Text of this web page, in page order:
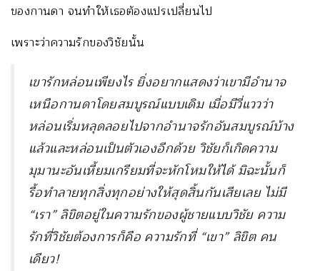
ของกานดา จนทำให้เธอต้องแปรเปลี่ยนไป
เพราะว่าความรักของวิชัยนั้น
เขารักหล่อนเพียงไร ยิ่งอยากแสดงว่าเขามีอำนาจ
เหนือกานดาโดยสมบูรณ์แบบเดิม เมื่อมีวี่แววว่า
หล่อนเริ่มหลุดลอยไปจากอำนาจรักอันสมบูรณ์บ้าง
แล้วและหล่อนเป็นตัวเองอีกด้วย วิชัยก็เกิดความ
มุมานะอันเหี้ยมเกรียมที่จะหักโหมให้ได้ มิฉะนั้นก็
รื้อทำลายทุกสิ่งทุกอย่างให้สุดสิ้นกันเสียเลย ไม่มี
“เรา” ลิขิตอยู่ในความรักของผู้ชายแบบวิชัย ความ
รักที่วิชัยต้องการก็คือ ความรักที่ “เขา” ลิขิต คน
เดียว!